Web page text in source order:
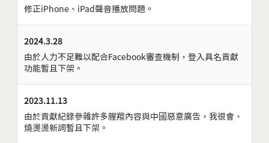
修正iPhone、iPad聲音播放問題。
2024.3.28
由於人力不足難以配合Facebook審查機制，登入具名貢獻
功能暫且下架。
2023.11.13
由於貢獻紀錄參雜許多腥羶內容與中國惡意廣告，我很會、
燒燙燙新詞暫且下架。